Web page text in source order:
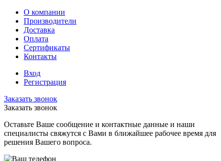
О компании
Производители
Доставка
Оплата
Сертификаты
Контакты
Вход
Регистрация
Заказать звонок
Заказать звонок
Оставьте Ваше сообщение и контактные данные и наши
специалисты свяжутся с Вами в ближайшее рабочее время для
решения Вашего вопроса.